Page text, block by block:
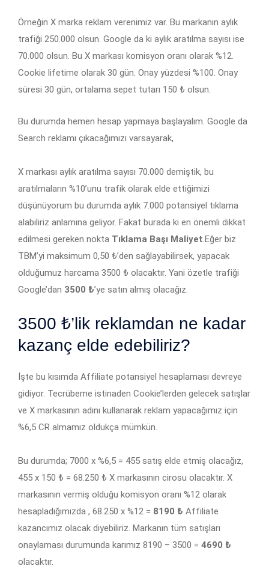
Örneğin X marka reklam verenimiz var. Bu markanın aylık
trafiği 250.000 olsun. Google da ki aylık aratılma sayısı ise
70.000 olsun. Bu X markası komisyon oranı olarak %12.
Cookie lifetime olarak 30 gün. Onay yüzdesi %100. Onay
süresi 30 gün, ortalama sepet tutarı 150 ₺ olsun.
Bu durumda hemen hesap yapmaya başlayalım. Google da
Search reklamı çıkacağımızı varsayarak,
X markası aylık aratılma sayısı 70.000 demiştik, bu
aratılmaların %10’unu trafik olarak elde ettiğimizi
düşünüyorum bu durumda aylık 7.000 potansiyel tıklama
alabiliriz anlamına geliyor. Fakat burada ki en önemli dikkat
edilmesi gereken nokta Tıklama Başı Maliyet.Eğer biz
TBM’yi maksimum 0,50 ₺’den sağlayabilirsek, yapacak
olduğumuz harcama 3500 ₺ olacaktır. Yani özetle trafiği
Google’dan 3500 ₺’ye satın almış olacağız.
3500 ₺’lik reklamdan ne kadar
kazanç elde edebiliriz?
İşte bu kısımda Affiliate potansiyel hesaplaması devreye
gidiyor. Tecrübeme istinaden Cookie’lerden gelecek satışlar
ve X markasının adını kullanarak reklam yapacağımız için
%6,5 CR almamız oldukça mümkün.
Bu durumda; 7000 x %6,5 = 455 satış elde etmiş olacağız,
455 x 150 ₺ = 68.250 ₺ X markasının cirosu olacaktır. X
markasının vermiş olduğu komisyon oranı %12 olarak
hesapladığımızda , 68.250 x %12 = 8190 ₺ Affiliate
kazancımız olacak diyebiliriz. Markanın tüm satışları
onaylaması durumunda karımız 8190 – 3500 = 4690 ₺
olacaktır.